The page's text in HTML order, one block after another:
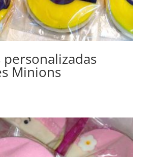
personalizadas
Minions